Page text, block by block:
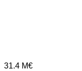
31.4 M€